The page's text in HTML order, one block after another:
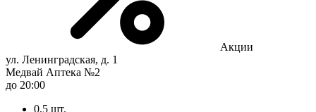
Акции
ул. Ленинградская, д. 1
Медвай Аптека №2
до 20:00
0,5 шт.